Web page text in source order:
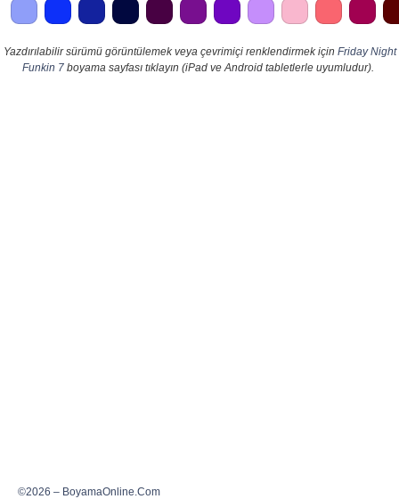
Yazdırılabilir sürümü görüntülemek veya çevrimiçi renklendirmek için Friday Night
Funkin 7 boyama sayfası tıklayın (iPad ve Android tabletlerle uyumludur).
©2026 – BoyamaOnline.Com